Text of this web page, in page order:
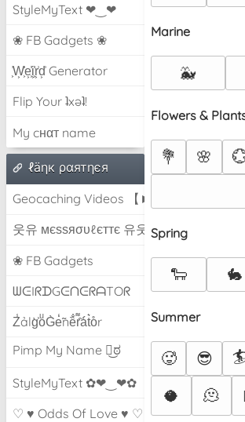
StyleMyText ❤‿❤
❀ FB Gadgets ❀
͕͗W͕͕͗͗e͕͕͗͗i͕͕͗͗r͕͗d͕͗ Generator
Flip Your ʇxəʇ!
My cнαт name
ℓäηк ραятηєя
Geocaching Videos 【►】
웃유 мєѕѕяσυℓєттє 유웃
❀ FB Gadgets
ᗯᕮIᖇᗪGᕮᑎᕮᖇᗩTOᖇ
Z̾ảlg̀͐oͧG̀e̒̃nȅ̐r͌̑á͑t͛o̊r
Pimp My Name ಠ͜ಠ
StyleMyText ✿❤‿❤✿
♡ ♥ Odds Of Love ♥ ♡
Marine
🐳
Flowers &
💐 🌸
Spring
🐑 🐇
Summer
🥵 😎
🥥
🫠